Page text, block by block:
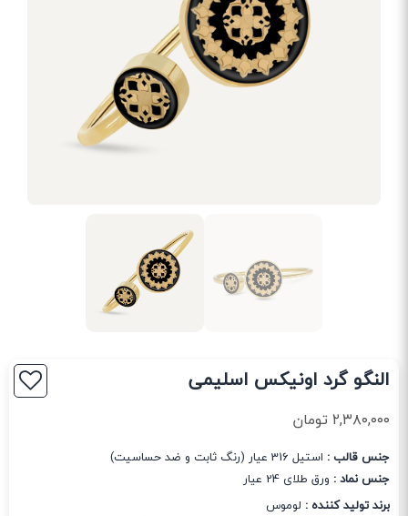
النگو گرد اونیکس اسلیمی
۲,۳۸۰,۰۰۰تومان
جنس قالب : استیل 316 عیار (رنگ ثابت و ضد حساسیت)
جنس نماد : ورق طلای 24 عیار
برند تولید کننده : لوموس